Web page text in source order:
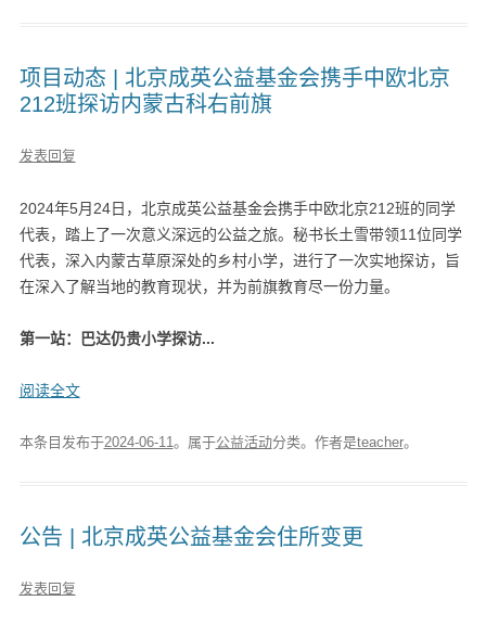
项目动态 | 北京成英公益基金会携手中欧北京
212班探访内蒙古科右前旗
发表回复
2024年5月24日，北京成英公益基金会携手中欧北京212班的同学
代表，踏上了一次意义深远的公益之旅。秘书长土雪带领11位同学
代表，深入内蒙古草原深处的乡村小学，进行了一次实地探访，旨
在深入了解当地的教育现状，并为前旗教育尽一份力量。
第一站：巴达仍贵小学探访...
阅读全文
本条目发布于2024-06-11。属于公益活动分类。 作者是teacher。
公告 | 北京成英公益基金会住所变更
发表回复